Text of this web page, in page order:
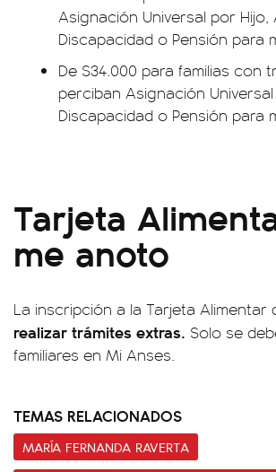
Asignación Universal por
Discapacidad o Pensión para
De $34.000 para familias con
perciban Asignación
Discapacidad o Pensión para
Tarjeta
me anoto
La inscripción a la Tarjeta Alimentar
realizar trámites extras. Solo se
familiares en Mi Anses.
TEMAS RELACIONADOS
MARÍA FERNANDA RAVERTA